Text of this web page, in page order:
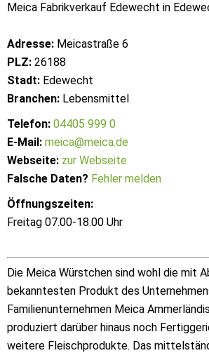
Meica Fabrikverkauf Edewecht in
Adresse: Meicastraße 6
PLZ: 26188
Stadt: Edewecht
Branchen: Lebensmittel
Telefon: 04405 999 0
E-Mail: meica@meica.de
Webseite: zur Webseite
Falsche Daten? Fehler melden
Öffnungszeiten:
Freitag 07.00-18.00 Uhr
Die Meica Würstchen sind wohl die mit
bekanntesten Produkt des
Familienunternehmen Meica
produziert darüber hinaus noch
weitere Fleischprodukte. Das